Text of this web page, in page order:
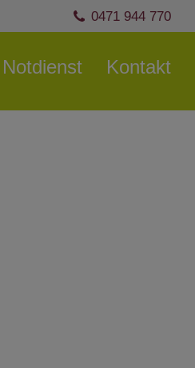
0471 944 770
Notdienst Kontakt